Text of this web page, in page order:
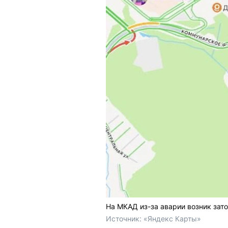
На МКАД из-за аварии возник
Источник: «Яндекс Карты»